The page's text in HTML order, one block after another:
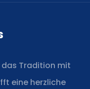
das Tradition mit
eine herzliche